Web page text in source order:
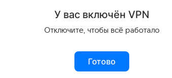
всей энергосистемы страны
оценочно, $47,4 млрд
тарифов на электроэнергию», —
У вас включён VPN
Отключите, чтобы всё работало
Готово